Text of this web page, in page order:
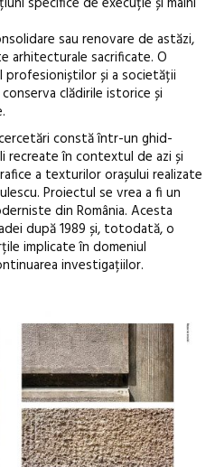
sau renovare de astăzi,
arhitecturale sacrificate. O
profesioniștilor și a societății
clădirile istorice și
constă într-un ghid-
recreate în contextul de azi și
a texturilor orașului realizate
Proiectul se vrea a fi un
din România. Acesta
după 1989 și, totodată, o
implicate în domeniul
investigațiilor.